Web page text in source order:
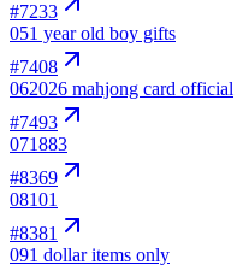
#7233
051 year old boy gifts
#7408
062026 mahjong card official
#7493
071883
#8369
08101
#8381
091 dollar items only